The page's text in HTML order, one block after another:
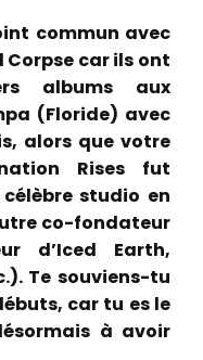
commun avec
car ils ont
albums aux
(Floride) avec
alors que votre
Rises fut
studio en
co-fondateur
d’Iced Earth,
Te souviens-tu
car tu es le
à avoir